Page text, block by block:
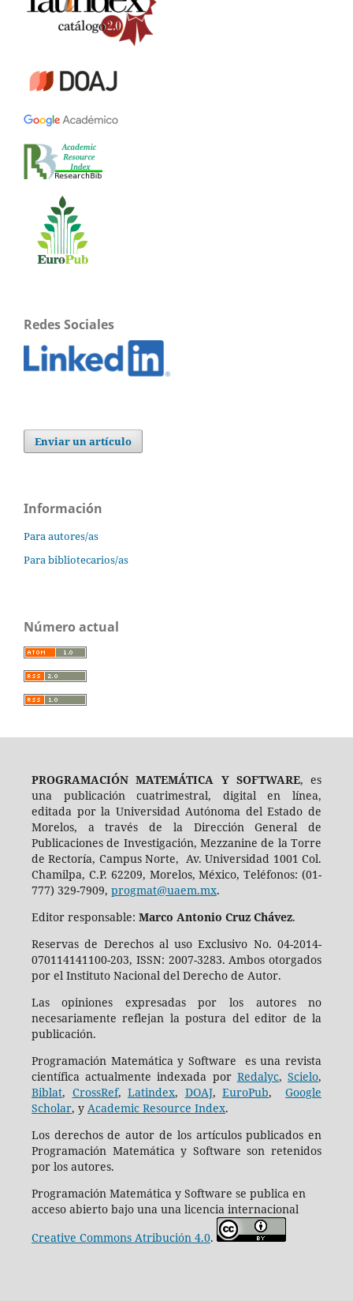
Redes Sociales
Enviar un artículo
Información
Para autores/as
Para bibliotecarios/as
Número actual
PROGRAMACIÓN MATEMÁTICA Y SOFTWARE, es
una publicación cuatrimestral, digital en línea,
editada por la Universidad Autónoma del Estado de
Morelos, a través de la Dirección General de
Publicaciones de Investigación, Mezzanine de la Torre
de Rectoría, Campus Norte, Av. Universidad 1001 Col.
Chamilpa, C.P. 62209, Morelos, México, Teléfonos: (01-
777) 329-7909, progmat@uaem.mx.
Editor responsable: Marco Antonio Cruz Chávez.
Reservas de Derechos al uso Exclusivo No. 04-2014-
070114141100-203, ISSN: 2007-3283. Ambos otorgados
por el Instituto Nacional del Derecho de Autor.
Las opiniones expresadas por los autores no
necesariamente reflejan la postura del editor de la
publicación.
Programación Matemática y Software es una revista
científica actualmente indexada por Redalyc,Scielo,
Biblat, CrossRef,Latindex, DOAJ,EuroPub,Google
Scholar, y Academic Resource Index.
Los derechos de autor de los artículos publicados en
Programación Matemática y Software son retenidos
por los autores.
Programación Matemática y Software se publica en
acceso abierto bajo una una licencia internacional
Creative Commons Atribución 4.0.